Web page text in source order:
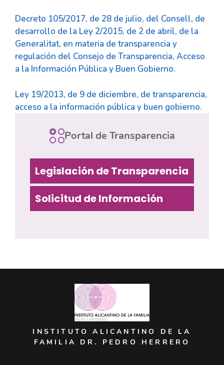
Decreto 105/2017, de 28 de julio, del Consell, de
desarrollo de la Ley 2/2015, de 2 de abril, de la
Generalitat, en materia de transparencia y
regulación del Consejo de Transparencia, Acceso
a la Información Pública y Buen Gobierno.
Ley 19/2013, de 9 de diciembre, de transparencia,
acceso a la información pública y buen gobierno.
Portal de Transparencia
Legislación de Transparencia
Solicitud de Información
INSTITUTO ALICANTINO DE LA
FAMILIA DR. PEDRO HERRERO